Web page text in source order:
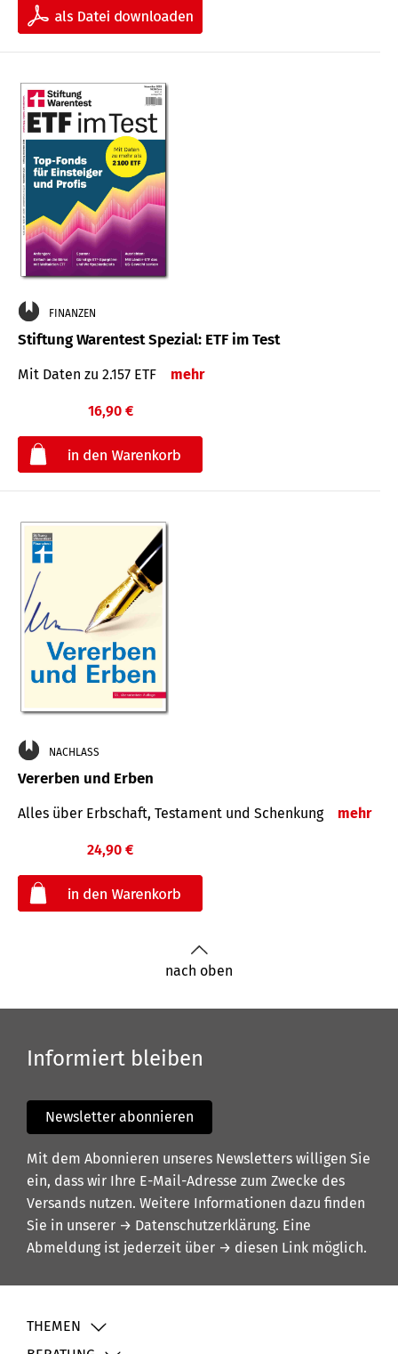
FINANZEN
Stiftung Warentest Spezial: ETF im Test
Mit Daten zu 2.157 ETF mehr
16,90 €
NACHLASS
Vererben und Erben
Alles über Erbschaft, Testament und Schenkung mehr
24,90 €
nach oben
Informiert bleiben
Newsletter abonnieren
Mit dem Abonnieren unseres Newsletters willigen Sie
ein, dass wir Ihre E-Mail-Adresse zum Zwecke des
Versands nutzen. Weitere Informationen dazu finden
Sie in unserer → Datenschutzerklärung. Eine
Abmeldung ist jederzeit über → diesen Link möglich.
THEMEN